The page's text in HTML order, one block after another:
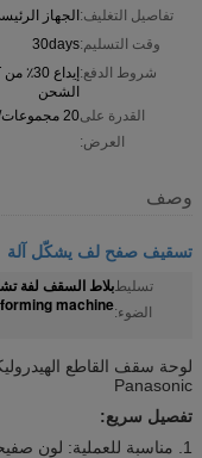
تفاصيل التغليف:الجهاز
وقت التسليم:30days
شروط الدفع:
الشحن
القدرة على
العرض:
20 مجموعات/الشهر
وصف
تسقيف صفح لف يشكّل آلة
تسليط
الضوء:
بلاط السقف لفة
machine
Panasonic
تفصيل سريع:
1. مناسبة للعملية: لون صفيحة فولاذية